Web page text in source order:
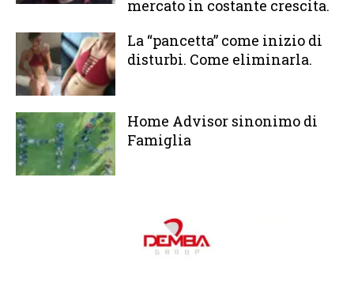
mercato in costante crescita.
La “pancetta” come inizio di
disturbi. Come eliminarla.
Home Advisor sinonimo di
Famiglia